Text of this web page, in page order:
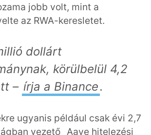
jobb volt, mint a
az RWA-keresletet.
dollárt
körülbelül 4,2
– írja a Binance.
ugyanis például csak évi 2,7
vezető Aave hitelezési